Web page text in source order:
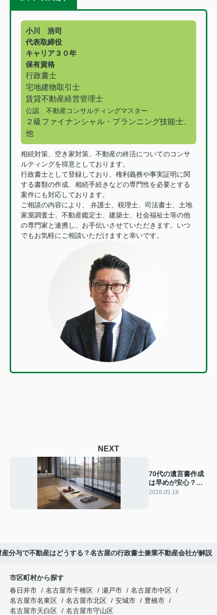
小川 浩司
代表取締役
キャリア３０年
保有資格
行政書士
宅地建物取引士
賃貸不動産経営管理士
公認 不動産コンサルティングマスター
２級ファイナンシャル・プランニング技能士、
他
相続対策、空き家対策、不動産の終活についてのコンサ
ルティングを得意としております。
行政書士として登録しており、権利義務や事実証明に関
する書類の作成、相続手続きなどの専門性を必要とする
案件にも対応しております。
ご相談の内容により、 弁護士、税理士、司法書士、土地
家屋調査士、不動産鑑定士、建築士、社会福祉士等の他
の専門家と連携し、お手伝いさせていただきます。いつ
でもお気軽にご相談いただけますと幸いです。
NEXT
70代の遺言書作成
は早めが安心？不
動産の書き方とポ
2026.05.18
産分与で不動産はどうする？名古屋の行政書士兼業不動産会社が解説
市区町村から探す
春日井市
名古屋市千種区 瀬戸市
名古屋市中区
名古屋市名東区
名古屋市北区 安城市
豊橋市
名古屋市天白区
名古屋市守山区